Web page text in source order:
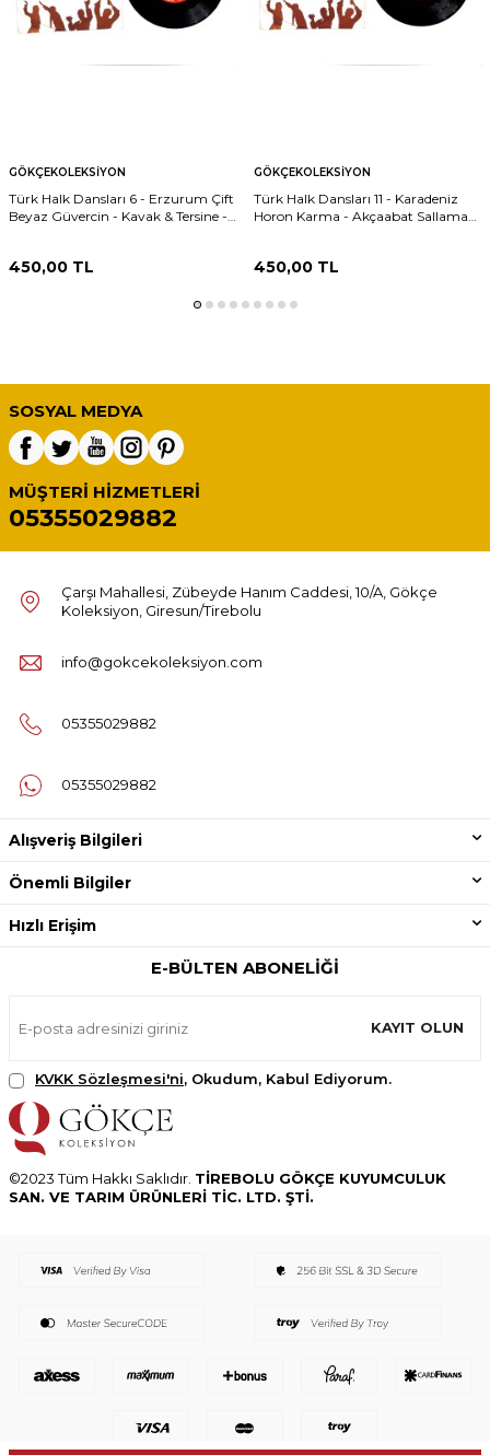
GÖKÇEKOLEKSIYON
Türk Halk Dansları 6 - Erzurum Çift
Beyaz Güvercin - Kavak & Tersine -
450,00 TL
GÖKÇEKOLEKSIYON
Türk Halk Dansları 11 - Karadeniz
Horon Karma - Akçaabat Sallaması
450,00TL
SOSYAL MEDYA
MÜŞTERI HIZMETLERI
05355029882
Çarşı Mahallesi, Zübeyde Hanım Caddesi, 10/A, Gökçe
Koleksiyon, Giresun/Tirebolu
info@gokcekoleksiyon.com
05355029882
05355029882
Alışveriş Bilgileri
Önemli Bilgiler
Hızlı Erişim
E-BÜLTEN ABONELIĞI
KAYIT OLUN
KVKK Sözleşmesi'ni, Okudum, Kabul Ediyorum.
©2023 Tüm Hakkı Saklıdır. TİREBOLU GÖKÇE KUYUMCULUK
SAN. VE TARIM ÜRÜNLERİ TİC. LTD. ŞTİ.